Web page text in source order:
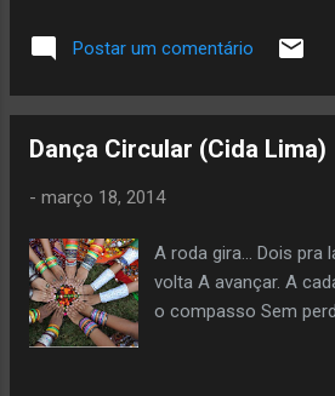
sem pressa, sem plano, só porque
dizendo: “vai”. Copyright © 2026 by
Postar um comentário
Dança Circular (Cida Lima)
- março 18, 2014
A roda gira... Dois pra
volta A avançar. A
o compasso Sem